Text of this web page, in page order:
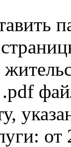
от